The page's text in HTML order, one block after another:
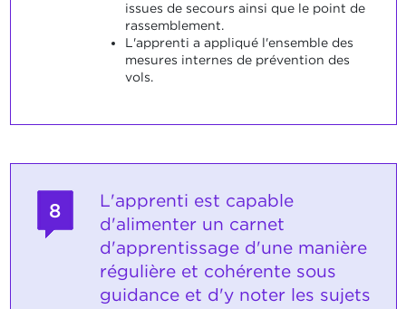
issues de secours ainsi que le point de
rassemblement.
L'apprenti a appliqué l'ensemble des
mesures internes de prévention des
vols.
8
L'apprenti est capable
d'alimenter un carnet
d'apprentissage d'une manière
régulière et cohérente sous
guidance et d'y noter les sujets